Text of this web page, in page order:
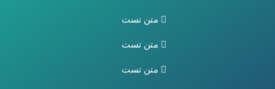
متن تست
متن تست
متن تست